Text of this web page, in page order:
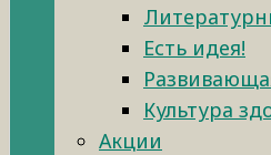
Есть идея!
Культура
Акции